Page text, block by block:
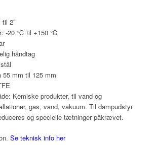
til 2″
-20 ℃ til +150 ℃
håndtag
mm til 125 mm
Kemiske produkter, til vand og
gas, vand, vakuum. Til dampudstyr
og specielle tætninger påkrævet.
Se teknisk info her